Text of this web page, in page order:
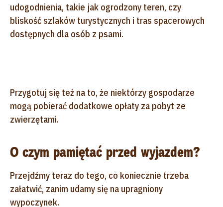
udogodnienia, takie jak ogrodzony teren, czy
bliskość szlaków turystycznych i tras spacerowych
dostępnych dla osób z psami.
Przygotuj się też na to, że niektórzy gospodarze
mogą pobierać dodatkowe opłaty za pobyt ze
zwierzętami.
O czym pamiętać przed wyjazdem?
Przejdźmy teraz do tego, co koniecznie trzeba
załatwić, zanim udamy się na upragniony
wypoczynek.